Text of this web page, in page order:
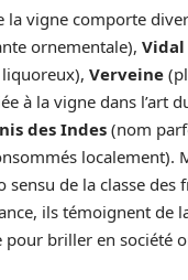
la vigne comporte
ornementale), Vidal
Verveine
à la vigne dans l’art
des Indes (nom
localement).
sensu de la classe des
ils témoignent de
pour briller en société